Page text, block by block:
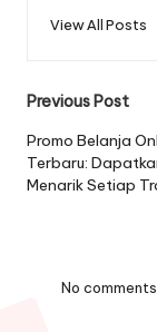
View All Posts
Post
Previous Post
Promo Belanja
Terbaru:
Menarik Setiap
No